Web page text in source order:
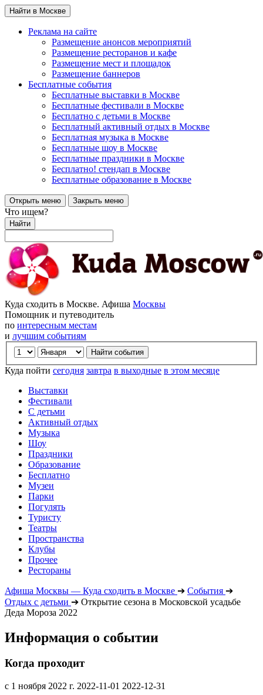
Найти в Москве
Реклама на сайте
Размещение анонсов мероприятий
Размещение ресторанов и кафе
Размещение мест и площадок
Размещение баннеров
Бесплатные события
Бесплатные выставки в Москве
Бесплатные фестивали в Москве
Бесплатно с детьми в Москве
Бесплатный активный отдых в Москве
Бесплатная музыка в Москве
Бесплатные шоу в Москве
Бесплатные праздники в Москве
Бесплатно! стендап в Москве
Бесплатные образование в Москве
Открыть меню Закрыть меню
Что ищем?
Найти
Куда сходить в Москве. Афиша Москвы
Помощник и путеводитель
по интересным местам
и лучшим событиям
Куда пойти сегодня завтра в выходные в этом месяце
Выставки
Фестивали
С детьми
Активный отдых
Музыка
Шоу
Праздники
Образование
Бесплатно
Музеи
Парки
Погулять
Туристу
Театры
Пространства
Клубы
Прочее
Рестораны
Афиша Москвы — Куда сходить в Москве ➔ События ➔
Отдых с детьми ➔ Открытие сезона в Московской усадьбе
Деда Мороза 2022
Информация о событии
Когда проходит
с 1 ноября 2022 г. 2022-11-01 2022-12-31